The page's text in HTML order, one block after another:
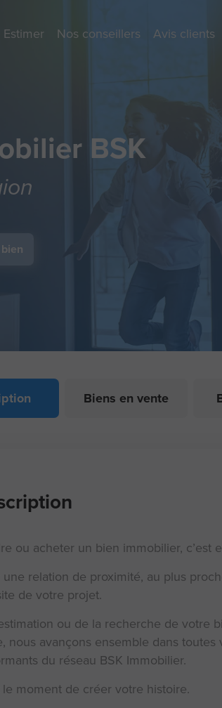
Estimer Nos conseillers Avis clients
BSK
Biens en vente
ou acheter un bien immobilier,
une relation de proximité, au plus
de votre projet.
ou de la recherche de votre
nous avançons ensemble dans
du réseau BSK Immobilier.
le moment de créer votre histoire.